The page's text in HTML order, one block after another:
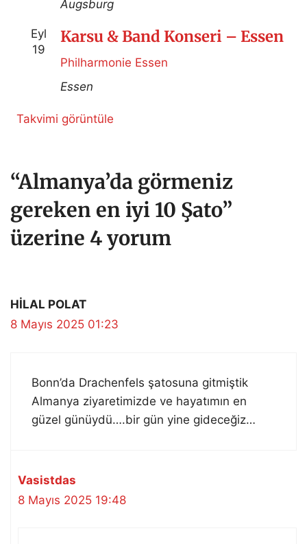
Augsburg
Eyl
19
Karsu & Band Konseri – Essen
Philharmonie Essen
Essen
Takvimi görüntüle
“Almanya’da görmeniz
gereken en iyi 10 Şato”
üzerine 4 yorum
HİLAL POLAT
8 Mayıs 2025 01:23
Bonn’da Drachenfels şatosuna gitmiştik
Almanya ziyaretimizde ve hayatımın en
güzel günüydü….bir gün yine gideceğiz…
Vasistdas
8 Mayıs 2025 19:48